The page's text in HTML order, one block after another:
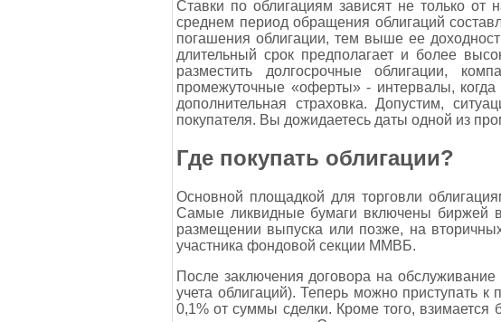
Ставки по облигациям зависят не только
среднем период обращения облигаций
погашения облигации, тем выше ее
длительный срок предполагает и более
разместить долгосрочные облигации,
промежуточные «оферты» - интервалы,
дополнительная страховка. Допустим,
покупателя. Вы дожидаетесь даты одной из
Где покупать облигации?
Основной площадкой для торговли
Самые ликвидные бумаги включены биржей
размещении выпуска или позже, на
участника фондовой секции ММВБ.
После заключения договора на
учета облигаций). Теперь можно приступать
0,1% от суммы сделки. Кроме того,